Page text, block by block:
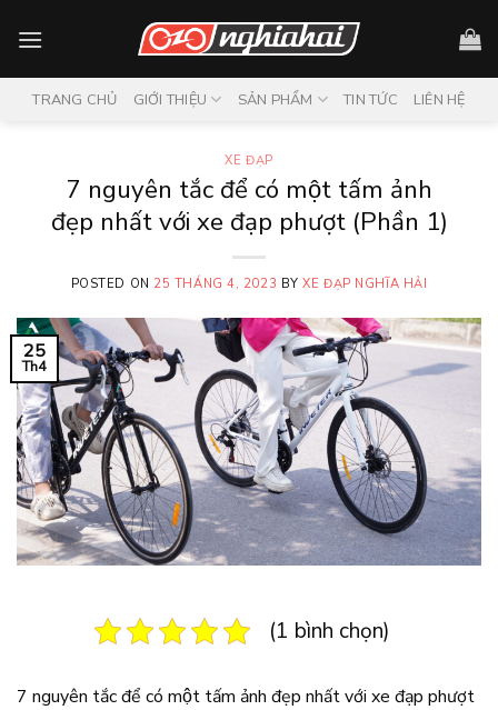
TRANG CHỦ GIỚI THIỆU SẢN PHẨM TIN TỨC LIÊN HỆ
XE ĐẠP
7 nguyên tắc để có một tấm ảnh
đẹp nhất với xe đạp phượt (Phần 1)
POSTED ON 25 THÁNG 4, 2023 BYXE ĐẠP NGHĨA HẢI
25
Th4
(1 bình chọn)
7 nguyên tắc để có một tấm ảnh đẹp nhất với xe đạp phượt